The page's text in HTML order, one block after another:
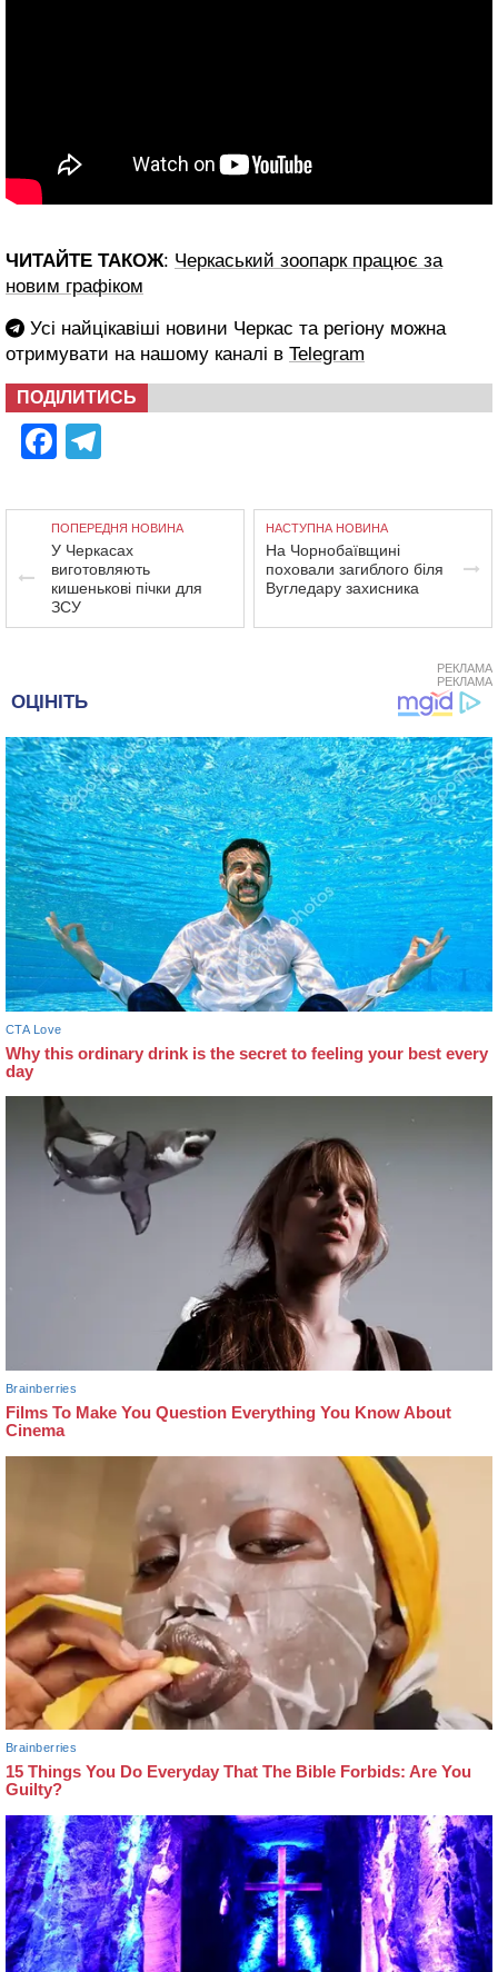
ЧИТАЙТЕ ТАКОЖ: Черкаський зоопарк працює за
новим графіком
Усі найцікавіші новини Черкас та регіону можна
отримувати на нашому каналі в Telegram
ПОДІЛИТИСЬ
Facebook
ПОПЕРЕДНЯ НОВИНА
У Черкасах
виготовляють
кишенькові пічки для
ЗСУ
НАСТУПНА НОВИНА
На Чорнобаївщині
поховали загиблого біля
Вугледару захисника
РЕКЛАМА
РЕКЛАМА